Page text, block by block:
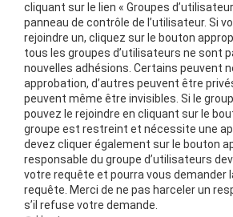
cliquant sur le lien « Groupes
panneau de contrôle de l’utilisateur. Si
rejoindre un, cliquez sur le bouton
tous les groupes d’utilisateurs ne sont
nouvelles adhésions. Certains peuvent
approbation, d’autres peuvent être
peuvent même être invisibles. Si le
pouvez le rejoindre en cliquant sur le
groupe est restreint et nécessite une
devez cliquer également sur le bouton
responsable du groupe d’utilisateurs
votre requête et pourra vous demander
requête. Merci de ne pas harceler un
s’il refuse votre demande.